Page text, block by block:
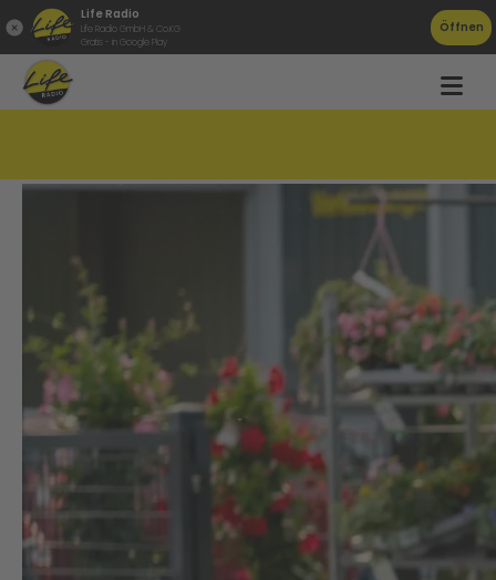
Life Radio
Life Radio GmbH & Co.KG
Gratis - in Google Play
Öffnen